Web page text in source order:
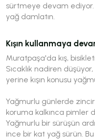
sürtmeye devam ediyor.
yağ damlatın.
Kışın kullanmaya
Muratpaşa'da kış,
Sıcaklık nadiren
yerine kışın konusu
Yağmurlu günlerde
koruma kalkınca pimler
Yağmurlu bir sürüşün
ince bir kat yağ sürün. Bu